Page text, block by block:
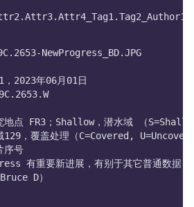
NewProgress_BD.JPG
2023年06月01日
地点 FR3；Shallow，潜水域 （
129，覆盖处理（C=Covered,
序号
有重要新进展，有别于其它普通数据
D）